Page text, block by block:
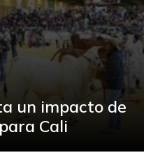
un impacto de
Cali